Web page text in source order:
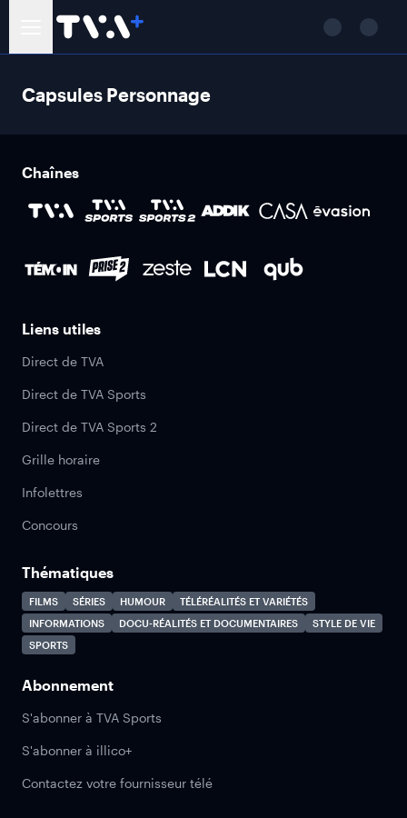
Capsules Personnage
Chaînes
Liens utiles
Direct de TVA
Direct de TVA Sports
Direct de TVA Sports 2
Grille horaire
Infolettres
Concours
Thématiques
FILMS SÉRIES HUMOUR
TÉLÉRÉALITÉS ET VARIÉTÉS
INFORMATIONS
DOCU-RÉALITÉS ET DOCUMENTAIRES
STYLE DE VIE
SPORTS
Abonnement
S'abonner à TVA Sports
S'abonner à illico+
Contactez votre fournisseur télé